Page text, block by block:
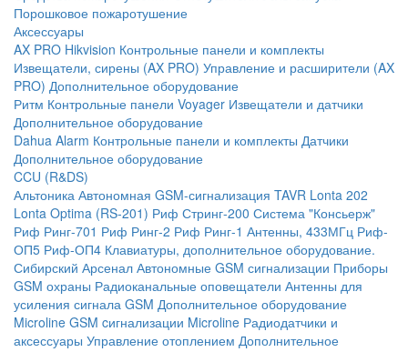
Порошковое пожаротушение
Аксессуары
AX PRO Hikvision Контрольные панели и комплекты
Извещатели, сирены (AX PRO) Управление и расширители (AX
PRO) Дополнительное оборудование
Ритм Контрольные панели Voyager Извещатели и датчики
Дополнительное оборудование
Dahua Alarm Контрольные панели и комплекты Датчики
Дополнительное оборудование
CCU (R&DS)
Альтоника Автономная GSM-сигнализация TAVR Lonta 202
Lonta Optima (RS-201) Риф Стринг-200 Система "Консьерж"
Риф Ринг-701 Риф Ринг-2 Риф Ринг-1 Антенны, 433МГц Риф-
ОП5 Риф-ОП4 Клавиатуры, дополнительное оборудование.
Сибирский Арсенал Автономные GSM сигнализации Приборы
GSM охраны Радиоканальные оповещатели Антенны для
усиления сигнала GSM Дополнительное оборудование
Microline GSM cигнализации Microline Радиодатчики и
аксессуары Управление отоплением Дополнительное